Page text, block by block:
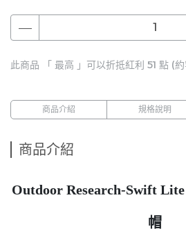
此商品 「 最高 」可以折抵紅利 51 點 (
商品介紹 規格說明
商品介紹
Outdoor Research-Swift
帽